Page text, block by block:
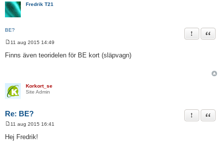
Fredrik T21
BE? Citat
l
11 aug 2015 14:49
Finns även teoridelen för BE kort (släpvagn)
Korkort_se
Site Admin
Re: BE? Citat
n
l
11 aug 2015 16:41
Hej Fredrik!